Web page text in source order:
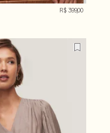
R$ 399,00